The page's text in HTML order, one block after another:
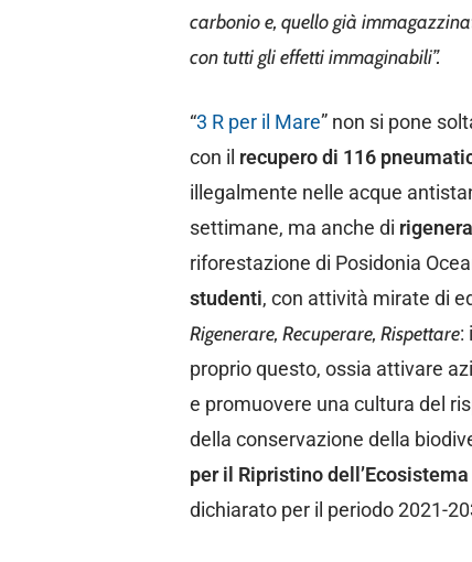
carbonio e, quello già
con tutti gli effetti immaginabili”.
“3 R per il Mare” non si pone
con il recupero di 116
illegalmente nelle acque
settimane, ma anche di
riforestazione di Posidonia
studenti, con attività mirate di
Rigenerare, Recuperare, Rispettare:
proprio questo, ossia attivare
e promuovere una cultura del
della conservazione della
per il Ripristino dell’Ecosistema
dichiarato per il periodo 2021-